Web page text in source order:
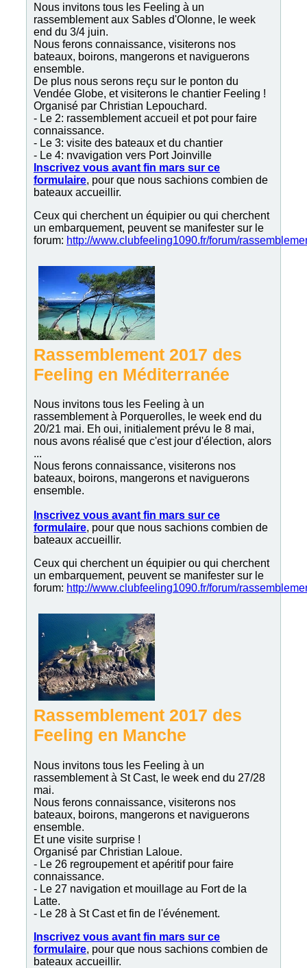
Nous invitons tous les Feeling à un
rassemblement aux Sables d'Olonne, le week
end du 3/4 juin.
Nous ferons connaissance, visiterons nos
bateaux, boirons, mangerons et naviguerons
ensemble.
De plus nous serons reçu sur le ponton du
Vendée Globe, et visiterons le chantier Feeling !
Organisé par Christian Lepouchard.
- Le 2: rassemblement accueil et pot pour faire
connaissance.
- Le 3: visite des bateaux et du chantier
- Le 4: nvavigation vers Port Joinville
Inscrivez vous avant fin mars sur ce
formulaire, pour que nous sachions combien de
bateaux accueillir.
Ceux qui cherchent un équipier ou qui cherchent
un embarquement, peuvent se manifester sur le
forum: http://www.clubfeeling1090.fr/forum/
Rassemblement 2017 des
Feeling en Méditerranée
Nous invitons tous les Feeling à un
rassemblement à Porquerolles, le week end du
20/21 mai. Eh oui, initialement prévu le 8 mai,
nous avons réalisé que c'est jour d'élection, alors
...
Nous ferons connaissance, visiterons nos
bateaux, boirons, mangerons et naviguerons
ensemble.
Inscrivez vous avant fin mars sur ce
formulaire, pour que nous sachions combien de
bateaux accueillir.
Ceux qui cherchent un équipier ou qui cherchent
un embarquement, peuvent se manifester sur le
forum: http://www.clubfeeling1090.fr/forum/
Rassemblement 2017 des
Feeling en Manche
Nous invitons tous les Feeling à un
rassemblement à St Cast, le week end du 27/28
mai.
Nous ferons connaissance, visiterons nos
bateaux, boirons, mangerons et naviguerons
ensemble.
Et une visite surprise !
Organisé par Christian Laloue.
- Le 26 regroupement et apéritif pour faire
connaissance.
- Le 27 navigation et mouillage au Fort de la
Latte.
- Le 28 à St Cast et fin de l'événement.
Inscrivez vous avant fin mars sur ce
formulaire, pour que nous sachions combien de
bateaux accueillir.